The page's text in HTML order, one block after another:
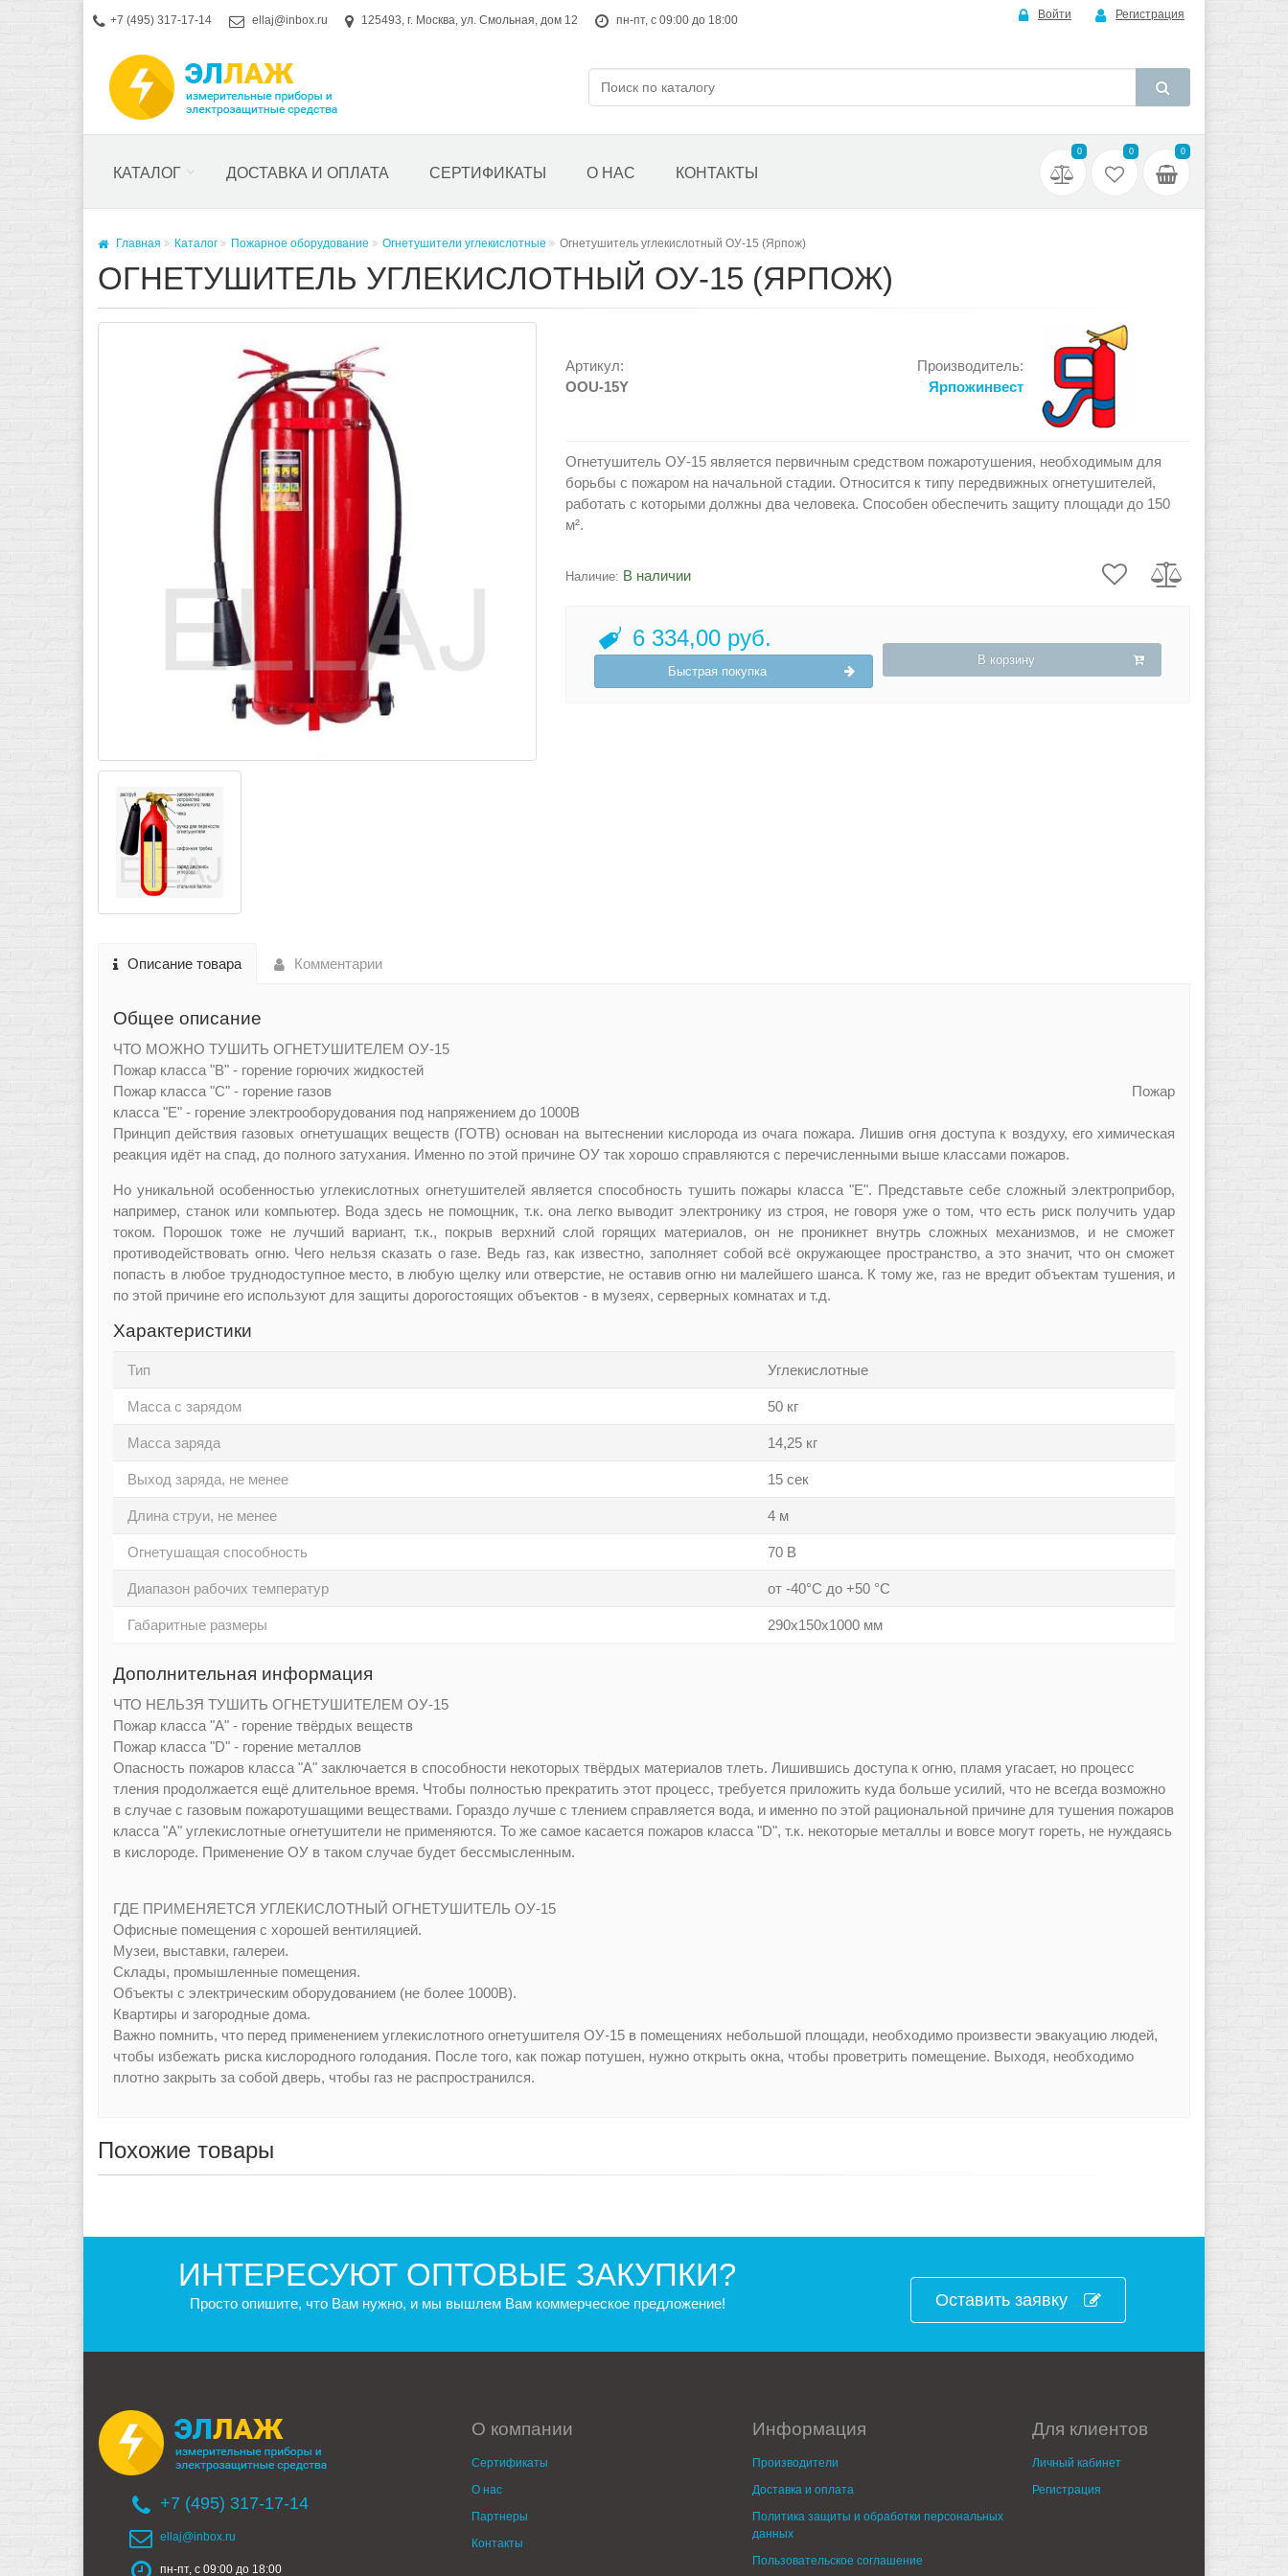
+7 (495) 317-17-14 ellaj@inbox.ru 125493, г. Москва, ул. Смольная, дом 12 пн-пт, с 09:00 до 18:00 Войти Регистрация
КАТАЛОГ ДОСТАВКА И ОПЛАТА СЕРТИФИКАТЫ О НАС КОНТАКТЫ
0 0 0
Главная Каталог Пожарное оборудование Огнетушители углекислотные Огнетушитель углекислотный ОУ-15 (Ярпож)
ОГНЕТУШИТЕЛЬ УГЛЕКИСЛОТНЫЙ ОУ-15 (ЯРПОЖ)
Артикул:
OOU-15Y
Производитель:
Ярпожинвест
Огнетушитель ОУ-15 является первичным средством пожаротушения, необходимым для
борьбы с пожаром на начальной стадии. Относится к типу передвижных огнетушителей,
работать с которыми должны два человека. Способен обеспечить защиту площади до 150
м².
Наличие: В наличии
6 334,00 руб.
Быстрая покупка
В корзину
Описание товара Комментарии
Общее описание
ЧТО МОЖНО ТУШИТЬ ОГНЕТУШИТЕЛЕМ ОУ-15
Пожар класса "B" - горение горючих жидкостей
Пожар класса "C" - горение газов Пожар
класса "E" - горение электрооборудования под напряжением до 1000В
Принцип действия газовых огнетушащих веществ (ГОТВ) основан на вытеснении кислорода из очага пожара. Лишив огня доступа к воздуху, его химическая
реакция идёт на спад, до полного затухания. Именно по этой причине ОУ так хорошо справляются с перечисленными выше классами пожаров.
Но уникальной особенностью углекислотных огнетушителей является способность тушить пожары класса "E". Представьте себе сложный электроприбор,
например, станок или компьютер. Вода здесь не помощник, т.к. она легко выводит электронику из строя, не говоря уже о том, что есть риск получить удар
током. Порошок тоже не лучший вариант, т.к., покрыв верхний слой горящих материалов, он не проникнет внутрь сложных механизмов, и не сможет
противодействовать огню. Чего нельзя сказать о газе. Ведь газ, как известно, заполняет собой всё окружающее пространство, а это значит, что он сможет
попасть в любое труднодоступное место, в любую щелку или отверстие, не оставив огню ни малейшего шанса. К тому же, газ не вредит объектам тушения, и
по этой причине его используют для защиты дорогостоящих объектов - в музеях, серверных комнатах и т.д.
Характеристики
Тип Углекислотные
Масса с зарядом 50 кг
Масса заряда 14,25 кг
Выход заряда, не менее 15 сек
Длина струи, не менее 4 м
Огнетушащая способность 70 В
Диапазон рабочих температур от -40°С до +50 °С
Габаритные размеры 290х150х1000 мм
Дополнительная информация
ЧТО НЕЛЬЗЯ ТУШИТЬ ОГНЕТУШИТЕЛЕМ ОУ-15
Пожар класса "A" - горение твёрдых веществ
Пожар класса "D" - горение металлов
Опасность пожаров класса "A" заключается в способности некоторых твёрдых материалов тлеть. Лишившись доступа к огню, пламя угасает, но процесс
тления продолжается ещё длительное время. Чтобы полностью прекратить этот процесс, требуется приложить куда больше усилий, что не всегда возможно
в случае с газовым пожаротушащими веществами. Гораздо лучше с тлением справляется вода, и именно по этой рациональной причине для тушения пожаров
класса "A" углекислотные огнетушители не применяются. То же самое касается пожаров класса "D", т.к. некоторые металлы и вовсе могут гореть, не нуждаясь
в кислороде. Применение ОУ в таком случае будет бессмысленным.
ГДЕ ПРИМЕНЯЕТСЯ УГЛЕКИСЛОТНЫЙ ОГНЕТУШИТЕЛЬ ОУ-15
Офисные помещения с хорошей вентиляцией.
Музеи, выставки, галереи.
Склады, промышленные помещения.
Объекты с электрическим оборудованием (не более 1000В).
Квартиры и загородные дома.
Важно помнить, что перед применением углекислотного огнетушителя ОУ-15 в помещениях небольшой площади, необходимо произвести эвакуацию людей,
чтобы избежать риска кислородного голодания. После того, как пожар потушен, нужно открыть окна, чтобы проветрить помещение. Выходя, необходимо
плотно закрыть за собой дверь, чтобы газ не распространился.
Похожие товары
ИНТЕРЕСУЮТ ОПТОВЫЕ ЗАКУПКИ?
Просто опишите, что Вам нужно, и мы вышлем Вам коммерческое предложение! Оставить заявку
+7 (495) 317-17-14
ellaj@inbox.ru
пн-пт, с 09:00 до 18:00
О компании
Сертификаты
О нас
Партнеры
Контакты
Информация
Производители
Доставка и оплата
Политика защиты и обработки персональных
данных
Пользовательское соглашение
Для клиентов
Личный кабинет
Регистрация